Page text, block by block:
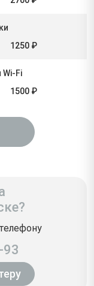
1250 ₽
Fi
1500 ₽
93